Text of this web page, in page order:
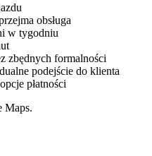
obsługa
w tygodniu
zbędnych formalności
podejście do klienta
płatności
Maps.